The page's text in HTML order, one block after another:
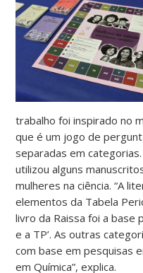
trabalho foi inspirado no
que é um jogo de
separadas em
utilizou alguns
mulheres na ciência. “A
elementos da Tabela
livro da Raissa foi a base
e a TP’. As outras
com base em pesquisas
em Química”, explica.